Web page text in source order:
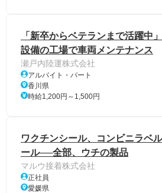
「新卒からベテランまで活躍中
設備の工場で車両メンテナンス
瀬戸内陸運株式会社
アルバイト・パート
香川県
時給1,200円～1,500円
ワクチンシール、コンビニラベ
ール──全部、ウチの製品
マルウ接着株式会社
正社員
愛媛県